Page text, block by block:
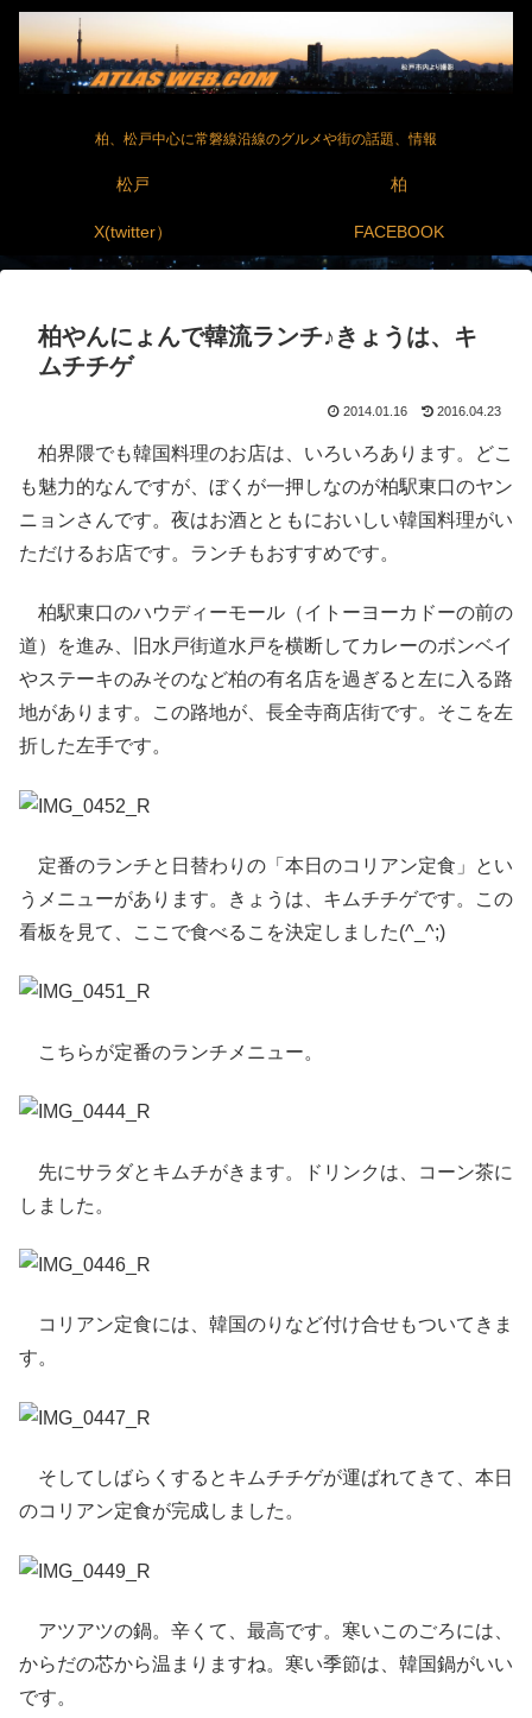
柏、松戸中心に常磐線沿線のグルメや街の話題、情報
松戸 柏
X(twitter） FACEBOOK
柏やんにょんで韓流ランチ♪きょうは、キ
ムチチゲ
2014.01.16 2016.04.23
柏界隈でも韓国料理のお店は、いろいろあります。どこ
も魅力的なんですが、ぼくが一押しなのが柏駅東口のヤン
ニョンさんです。夜はお酒とともにおいしい韓国料理がい
ただけるお店です。ランチもおすすめです。
柏駅東口のハウディーモール（イトーヨーカドーの前の
道）を進み、旧水戸街道水戸を横断してカレーのボンベイ
やステーキのみそのなど柏の有名店を過ぎると左に入る路
地があります。この路地が、長全寺商店街です。そこを左
折した左手です。
定番のランチと日替わりの「本日のコリアン定食」とい
うメニューがあります。きょうは、キムチチゲです。この
看板を見て、ここで食べるこを決定しました(^_^;)
こちらが定番のランチメニュー。
先にサラダとキムチがきます。ドリンクは、コーン茶に
しました。
コリアン定食には、韓国のりなど付け合せもついてきま
す。
そしてしばらくするとキムチチゲが運ばれてきて、本日
のコリアン定食が完成しました。
アツアツの鍋。辛くて、最高です。寒いこのごろには、
からだの芯から温まりますね。寒い季節は、韓国鍋がいい
です。